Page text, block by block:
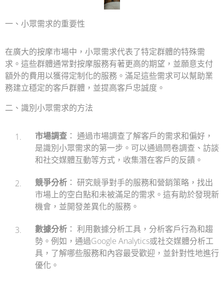
一、小眾需求的重要性
在廣大的按摩市場中，小眾需求代表了特定群體的特殊需
求。這些群體通常對按摩服務有著更高的期望，並願意支付
額外的費用以獲得定制化的服務。滿足這些需求可以幫助業
務建立穩定的客戶群體，並提高客戶忠誠度。
二、識別小眾需求的方法
市場調查 ： 通過市場調查了解客戶的需求和偏好，
是識別小眾需求的第一步。可以通過問卷調查、訪談
和社交媒體互動等方式，收集潛在客戶的反饋。
競爭分析 ： 研究競爭對手的服務和營銷策略，找出
市場上的空白點和未被滿足的需求。這有助於發現新
機會，並開發差異化的服務。
數據分析 ： 利用數據分析工具，分析客戶行為和趨
勢。例如，通過Google Analytics或社交媒體分析工
具，了解哪些服務和內容最受歡迎，並針對性地進行
優化。